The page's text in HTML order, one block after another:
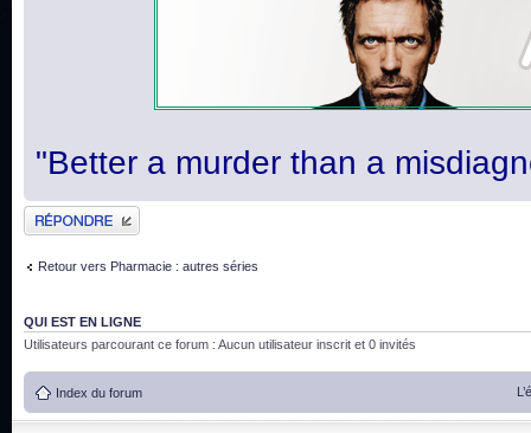
"Better a murder than a
Publier une réponse
Retour vers Pharmacie : autres séries
QUI EST EN LIGNE
Utilisateurs parcourant ce forum : Aucun utilisateur inscrit et 0 invités
Index du forum